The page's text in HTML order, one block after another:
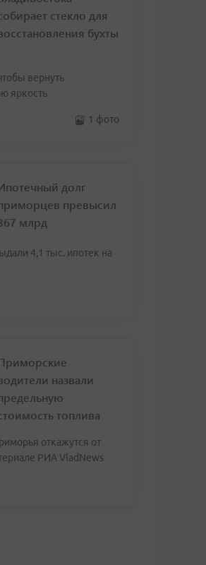
стекло для
бухты
вернуть
яркость
1 фото
долг
превысил
млрд
4,1 тыс. ипотек на
назвали
топлива
откажутся от
РИА VladNews